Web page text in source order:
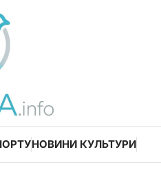
НОВИНИ КУЛЬТУРИ